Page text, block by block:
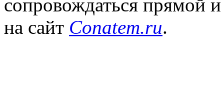
сопровождаться прямой
на сайт Conatem.ru.